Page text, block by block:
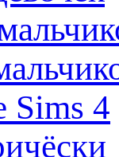
Sims 4